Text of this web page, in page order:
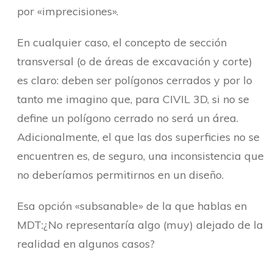
por «imprecisiones».
En cualquier caso, el concepto de sección
transversal (o de áreas de excavación y corte)
es claro: deben ser polígonos cerrados y por lo
tanto me imagino que, para CIVIL 3D, si no se
define un polígono cerrado no será un área.
Adicionalmente, el que las dos superficies no se
encuentren es, de seguro, una inconsistencia que
no deberíamos permitirnos en un diseño.
Esa opción «subsanable» de la que hablas en
MDT:¿No representaría algo (muy) alejado de la
realidad en algunos casos?